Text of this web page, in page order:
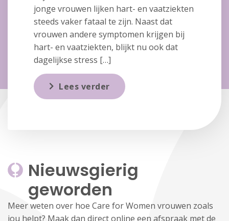
jonge vrouwen lijken hart- en vaatziekten
steeds vaker fataal te zijn. Naast dat
vrouwen andere symptomen krijgen bij
hart- en vaatziekten, blijkt nu ook dat
dagelijkse stress […]
Lees verder
Nieuwsgierig
geworden
Meer weten over hoe Care for Women vrouwen zoals
jou helpt? Maak dan direct online een afspraak met de